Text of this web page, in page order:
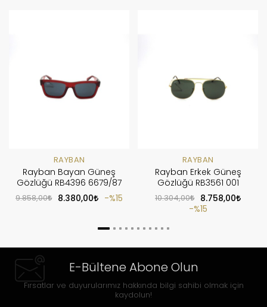
RAYBAN
Rayban Bayan Güneş
Gözlüğü RB4396 6679/87
9.858,00 8.380,00 %15
RAYBAN
Rayban Erkek Güneş
Gözlüğü RB3561 001
10.304,00
8.758,00
%15
E-Bültene Abone Olun
Fırsatlar ve duyurularımız hakkında bilgi sahibi olmak için
kaydolun!